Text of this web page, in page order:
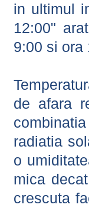
in ultimul
12:00"
9:00 si ora
de afara
radiatia
o
mica
crescuta